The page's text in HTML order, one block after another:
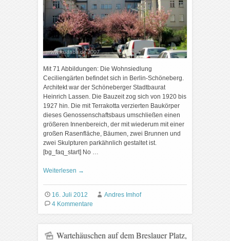
Mit 71 Abbildungen: Die Wohnsiedlung
Ceciliengärten befindet sich in Berlin-Schöneberg.
Architekt war der Schöneberger Stadtbaurat
Heinrich Lassen. Die Bauzeit zog sich von 1920 bis
1927 hin. Die mit Terrakotta verzierten Baukörper
dieses Genossenschaftsbaus umschließen einen
größeren Innenbereich, der mit wiederum mit einer
großen Rasenfläche, Bäumen, zwei Brunnen und
zwei Skulpturen parkähnlich gestaltet ist.
[bg_faq_start] No …
Weiterlesen →
16. Juli 2012
Andres Imhof
4 Kommentare
Wartehäuschen auf dem Breslauer Platz,